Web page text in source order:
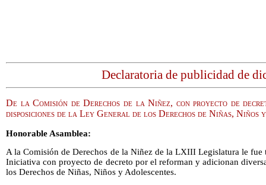
Declaratoria de publicidad de
De la Comisión de Derechos de la Niñez, con proyecto de
disposiciones de la Ley General de los Derechos de Niñas, Niños
Honorable Asamblea:
A la Comisión de Derechos de la Niñez de la LXIII Legislatura le fue
Iniciativa con proyecto de decreto por el reforman y adicionan
los Derechos de Niñas, Niños y Adolescentes.